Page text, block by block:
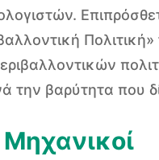
την βαρύτητα που